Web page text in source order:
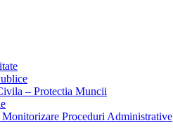
– Protectia Muncii
Proceduri Administrative